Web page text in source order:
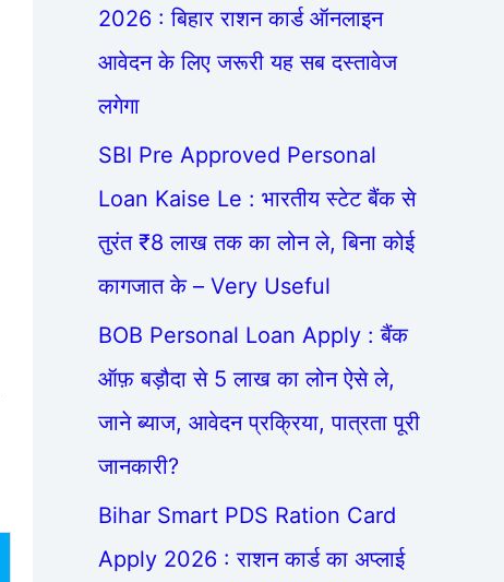
2026 : बिहार राशन कार्ड ऑनलाइन
आवेदन के लिए जरूरी यह सब दस्तावेज
लगेगा
SBI Pre Approved Personal
Loan Kaise Le : भारतीय स्टेट बैंक से
तुरंत ₹8 लाख तक का लोन ले, बिना कोई
कागजात के – Very Useful
BOB Personal Loan Apply : बैंक
ऑफ़ बड़ौदा से 5 लाख का लोन ऐसे ले,
जाने ब्याज, आवेदन प्रक्रिया, पात्रता पूरी
जानकारी?
Bihar Smart PDS Ration Card
Apply 2026 : राशन कार्ड का अप्लाई